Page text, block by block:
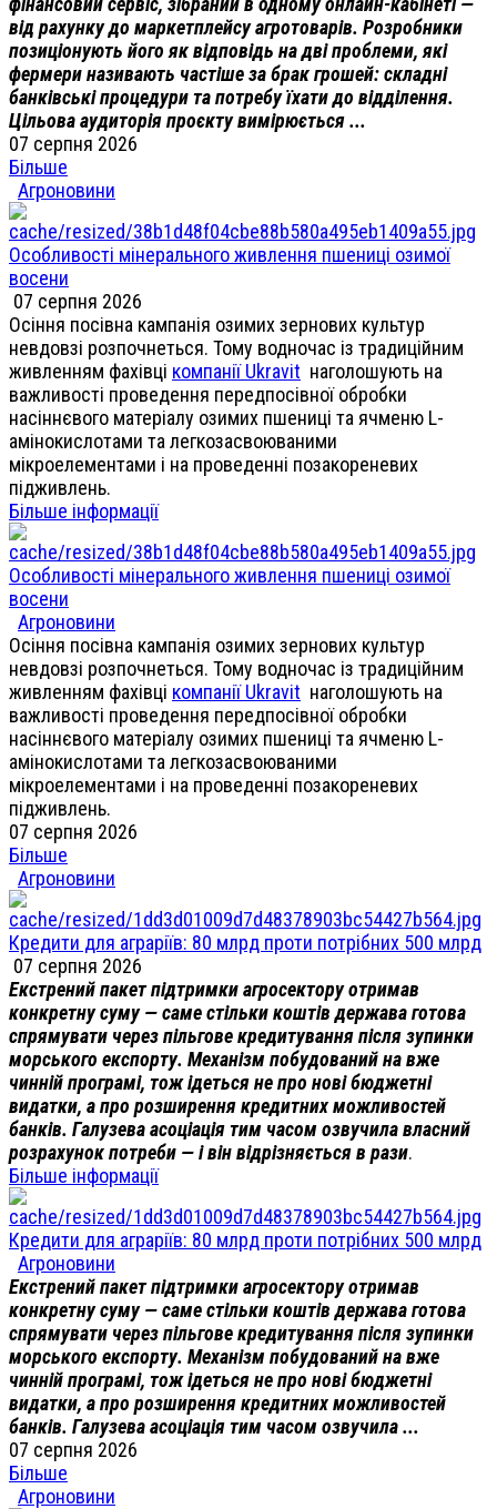
від рахунку до маркетплейсу агротоварів. Розробники
позиціонують його як відповідь на дві проблеми, які
фермери називають частіше за брак грошей: складні
банківські процедури та потребу їхати до відділення.
Цільова аудиторія проєкту вимірюється ...
07 серпня 2026
Більше
Агроновини
Особливості мінерального живлення пшениці озимої
восени
07 серпня 2026
Осіння посівна кампанія озимих зернових культур
невдовзі розпочнеться. Тому водночас із традиційним
живленням фахівці компанії Ukravit наголошують на
важливості проведення передпосівної обробки
насіннєвого матеріалу озимих пшениці та ячменю L-
амінокислотами та легкозасвоюваними
мікроелементами і на проведенні позакореневих
підживлень.
Більше інформації
Особливості мінерального живлення пшениці озимої
восени
Агроновини
Осіння посівна кампанія озимих зернових культур
невдовзі розпочнеться. Тому водночас із традиційним
живленням фахівці компанії Ukravit наголошують на
важливості проведення передпосівної обробки
насіннєвого матеріалу озимих пшениці та ячменю L-
амінокислотами та легкозасвоюваними
мікроелементами і на проведенні позакореневих
підживлень.
07 серпня 2026
Більше
Агроновини
Кредити для аграріїв: 80 млрд проти потрібних 500 млрд
07 серпня 2026
Екстрений пакет підтримки агросектору отримав
конкретну суму — саме стільки коштів держава готова
спрямувати через пільгове кредитування після зупинки
морського експорту. Механізм побудований на вже
чинній програмі, тож ідеться не про нові бюджетні
видатки, а про розширення кредитних можливостей
банків. Галузева асоціація тим часом озвучила власний
розрахунок потреби — і він відрізняється в рази.
Більше інформації
Кредити для аграріїв: 80 млрд проти потрібних 500 млрд
Агроновини
Екстрений пакет підтримки агросектору отримав
конкретну суму — саме стільки коштів держава готова
спрямувати через пільгове кредитування після зупинки
морського експорту. Механізм побудований на вже
чинній програмі, тож ідеться не про нові бюджетні
видатки, а про розширення кредитних можливостей
банків. Галузева асоціація тим часом озвучила ...
07 серпня 2026
Більше
Агроновини